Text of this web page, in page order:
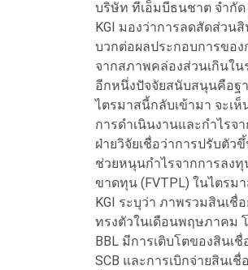
บริษัท ทีเอ็มบีธนชาต จำกั
KGI มองว่าการลดสัดส่วน
บวกต่อผลประกอบการของ
จากสภาพคล่องส่วนเกินใน
อีกหนึ่งปัจจัยสนับสนุนคือฐ
ไตรมาสนี้กลับเข้ามา จะเ
การดำเนินงานและกำไร
ฝ่ายวิจัยเชื่อว่าการปรับตั
ช่วยหนุนกำไรจากการลง
ขาดทุน (FVTPL) ในไตรมา
KGI ระบุว่า ภาพรวมสินเ
ทรงตัวในเดือนพฤษภาคม
BBL มีการเติบโตของสิน
SCB และการเบิกจ่ายสินเ